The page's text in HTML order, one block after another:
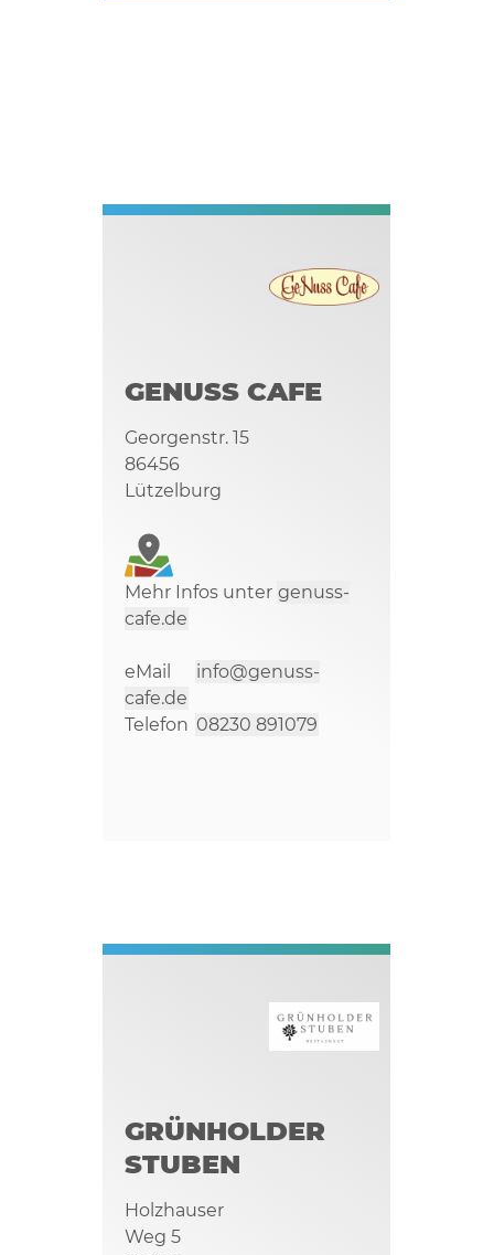
GENUSS CAFE
Georgenstr. 15
86456
Lützelburg
Mehr Infos unter genuss-
cafe.de
eMail
info@genuss-
cafe.de
Telefon 08230 891079
GRÜNHOLDER
STUBEN
Holzhauser
Weg 5